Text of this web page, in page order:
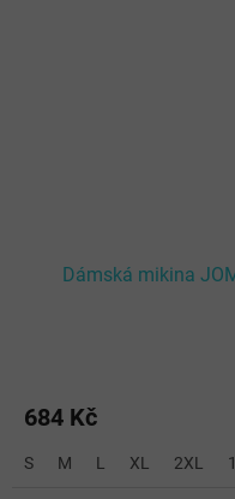
Dámská mikina
684 Kč
S M L XL 2XL